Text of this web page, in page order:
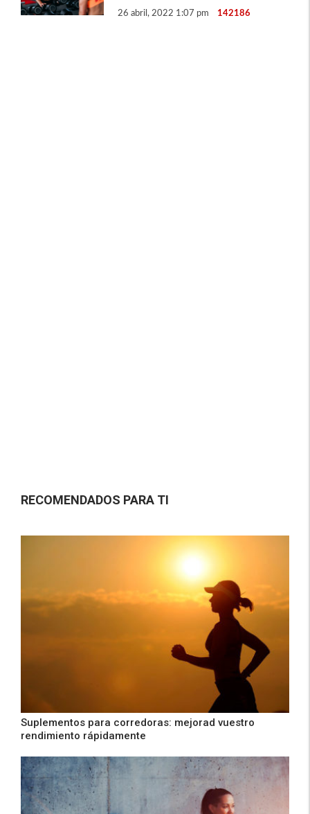
26 abril, 2022 1:07 pm 142186
RECOMENDADOS PARA TI
Suplementos para corredoras: mejorad vuestro
rendimiento rápidamente